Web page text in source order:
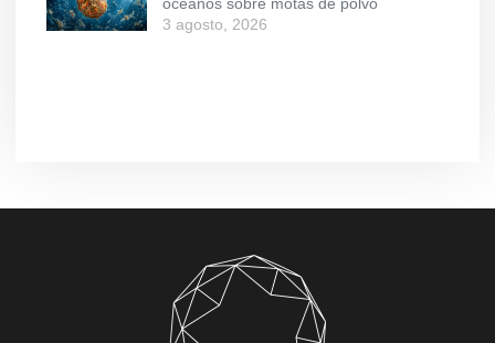
océanos sobre motas de polvo
3 agosto, 2026